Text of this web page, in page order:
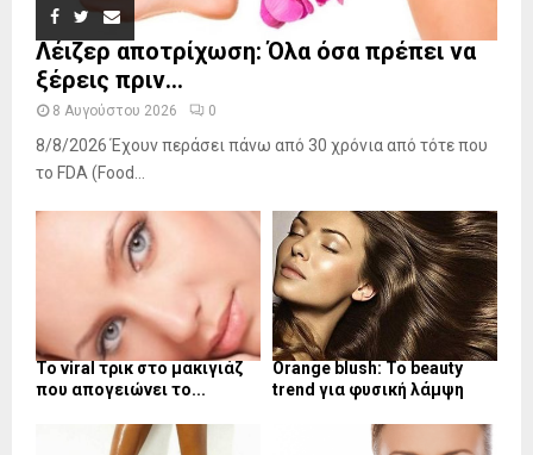
Λέιζερ αποτρίχωση: Όλα όσα πρέπει να
ξέρεις πριν...
8 Αυγούστου 2026 0
8/8/2026 Έχουν περάσει πάνω από 30 χρόνια από τότε που
το FDA (Food...
Το viral τρικ στο μακιγιάζ
που απογειώνει το...
Orange blush: Το beauty
trend για φυσική λάμψη